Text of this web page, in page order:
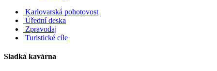
Karlovarská pohotovost
Úřední deska
Zpravodaj
Turistické cíle
Sladká kavárna